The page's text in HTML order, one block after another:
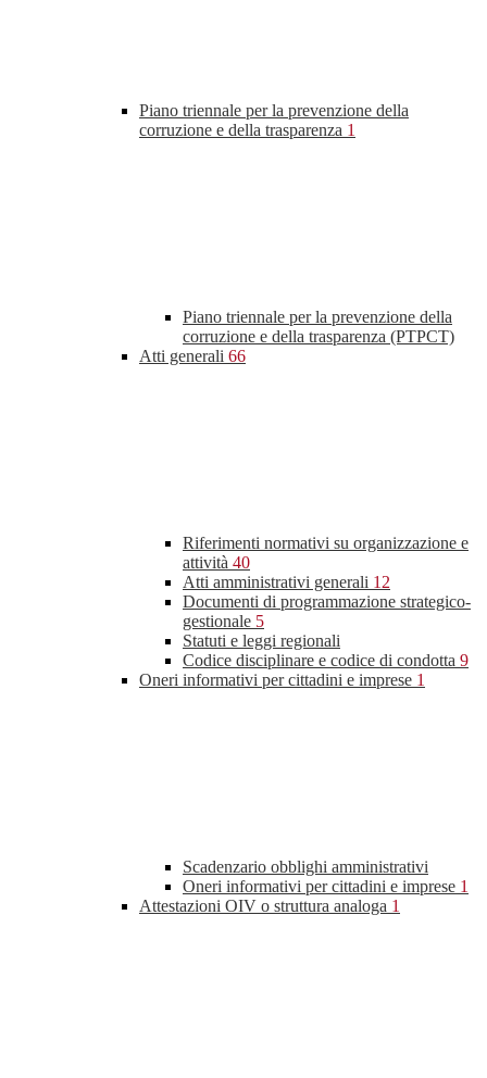
Piano triennale per la prevenzione della
corruzione e della trasparenza 1
Piano triennale per la prevenzione della
corruzione e della trasparenza (PTPCT)
Atti generali 66
Riferimenti normativi su organizzazione e
attività 40
Atti amministrativi generali 12
Documenti di programmazione strategico-
gestionale 5
Statuti e leggi regionali
Codice disciplinare e codice di condotta 9
Oneri informativi per cittadini e imprese 1
Scadenzario obblighi amministrativi
Oneri informativi per cittadini e imprese 1
Attestazioni OIV o struttura analoga 1